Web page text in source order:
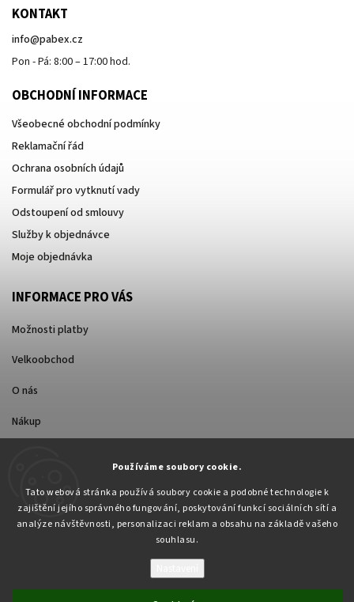
Používáme soubory cookie.
Tato webová stránka používá soubory cookie a podobné technologie k
zajištění jejího správného fungování, poskytování funkcí sociálních sítí a
analýze návštěvnosti, personalizaci reklam a obsahu na základě vašeho
souhlasu.
KONTAKT
info@pabex.cz
Pon - Pá: 8:00 – 17:00 hod.
OBCHODNÍ INFORMACE
Všeobecné obchodní podmínky
Reklamační řád
Ochrana osobních údajů
Formulář pro vytknutí vady
Odstoupení od smlouvy
Služby k objednávce
Moje objednávka
INFORMACE PRO VÁS
Možnosti platby
Velkoobchod
O nás
Nákup
Copyright 2026Pabex.cz. Všechna práva vyhrazena.